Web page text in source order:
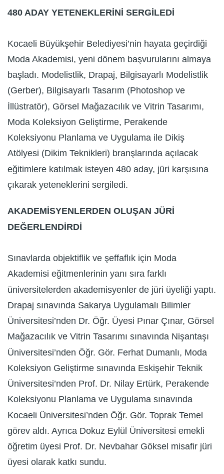
480 ADAY YETENEKLERİNİ SERGİLEDİ
Kocaeli Büyükşehir Belediyesi’nin hayata geçirdiği
Moda Akademisi, yeni dönem başvurularını almaya
başladı. Modelistlik, Drapaj, Bilgisayarlı Modelistlik
(Gerber), Bilgisayarlı Tasarım (Photoshop ve
İllüstratör), Görsel Mağazacılık ve Vitrin Tasarımı,
Moda Koleksiyon Geliştirme, Perakende
Koleksiyonu Planlama ve Uygulama ile Dikiş
Atölyesi (Dikim Teknikleri) branşlarında açılacak
eğitimlere katılmak isteyen 480 aday, jüri karşısına
çıkarak yeteneklerini sergiledi.
AKADEMİSYENLERDEN OLUŞAN JÜRİ
DEĞERLENDİRDİ
Sınavlarda objektiflik ve şeffaflık için Moda
Akademisi eğitmenlerinin yanı sıra farklı
üniversitelerden akademisyenler de jüri üyeliği yaptı.
Drapaj sınavında Sakarya Uygulamalı Bilimler
Üniversitesi’nden Dr. Öğr. Üyesi Pınar Çınar, Görsel
Mağazacılık ve Vitrin Tasarımı sınavında Nişantaşı
Üniversitesi’nden Öğr. Gör. Ferhat Dumanlı, Moda
Koleksiyon Geliştirme sınavında Eskişehir Teknik
Üniversitesi’nden Prof. Dr. Nilay Ertürk, Perakende
Koleksiyonu Planlama ve Uygulama sınavında
Kocaeli Üniversitesi’nden Öğr. Gör. Toprak Temel
görev aldı. Ayrıca Dokuz Eylül Üniversitesi emekli
öğretim üyesi Prof. Dr. Nevbahar Göksel misafir jüri
üyesi olarak katkı sundu.